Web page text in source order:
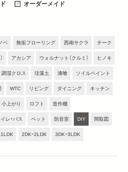
オーダーメイド
ベ 無垢フローリング 西南サクラ チーク
アカシア ウォルナット（クルミ） ヒノキ
調湿クロス 珪藻土 漆喰 ソイルペイント
WTC リビング ダイニング キッチン
小上がり ロフト 造作棚
イレ・バス ペット 防音室 DIY 間取図
1LDK 2DK・2LDK 3DK・3LDK